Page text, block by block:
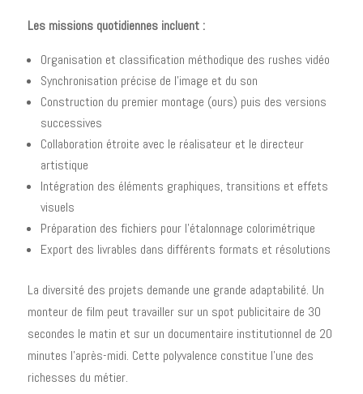
Les missions quotidiennes incluent :
Organisation et classification méthodique des rushes vidéo
Synchronisation précise de l'image et du son
Construction du premier montage (ours) puis des versions
successives
Collaboration étroite avec le réalisateur et le directeur
artistique
Intégration des éléments graphiques, transitions et effets
visuels
Préparation des fichiers pour l'étalonnage colorimétrique
Export des livrables dans différents formats et résolutions
La diversité des projets demande une grande adaptabilité. Un
monteur de film peut travailler sur un spot publicitaire de 30
secondes le matin et sur un documentaire institutionnel de 20
minutes l'après-midi. Cette polyvalence constitue l'une des
richesses du métier.